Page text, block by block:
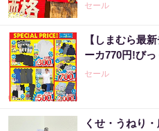
セール
【しまむら最
ーカ770円!びっ
セール
くせ・うねり